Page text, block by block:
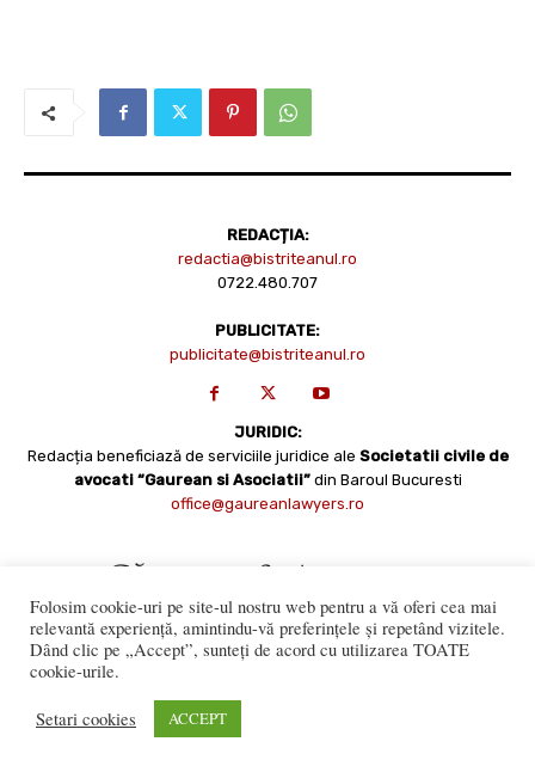
REDACȚIA:
redactia@bistriteanul.ro
0722.480.707
PUBLICITATE:
publicitate@bistriteanul.ro
JURIDIC:
Redacția beneficiază de serviciile juridice ale Societatii civile de
avocati “Gaurean si Asociatii” din Baroul Bucuresti
office@gaureanlawyers.ro
numai cu acordul expres al Bistriteanul.Ro. © Copyright 2008 -
Folosim cookie-uri pe site-ul nostru web pentru a vă oferi cea mai
relevantă experiență, amintindu-vă preferințele și repetând vizitele.
Dând clic pe „Accept”, sunteți de acord cu utilizarea TOATE
cookie-urile.
Setari cookies ACCEPT